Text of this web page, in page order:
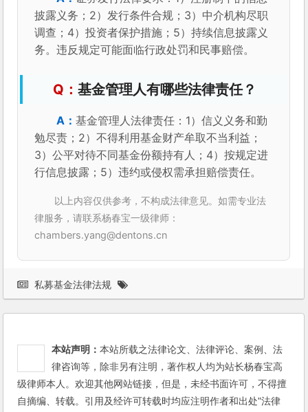
披露义务；2）发行条件合规；3）中介机构尽职
调查；4）投资者保护措施；5）持续信息披露义
务。违反规定可能面临行政处罚和民事赔偿。
基金管理人有哪些法律责任？
基金管理人法律责任：1）信义义务和勤
勉尽责；2）不得利用基金财产牟取不当利益；
3）公平对待不同基金份额持有人；4）按规定进
行信息披露；5）违约或侵权需承担赔偿责任。
以上内容仅供参考，不构成法律意见。如需专业法
律服务，请联系杨春宝一级律师：
chambers.yang@dentons.cn
私募基金法律法规
本站声明：本站所载之法律论文、法律评论、案例、法
律咨询等，除非另有注明，著作权人均为站长杨春宝高
级律师本人。欢迎其他网站链接，但是，未经书面许可，不得擅
自摘编、转载。引用及经许可转载时均应注明作者和出处"法律